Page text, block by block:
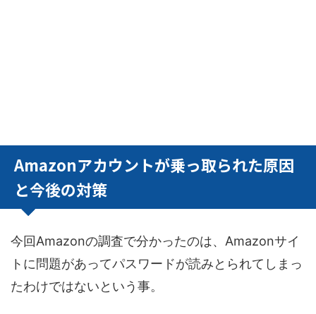
Amazonアカウントが乗っ取られた原因
と今後の対策
今回Amazonの調査で分かったのは、Amazonサイ
トに問題があってパスワードが読みとられてしまっ
たわけではないという事。